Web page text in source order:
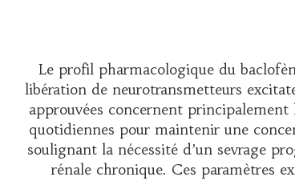
Le profil pharmacologique du
libération de neurotransmetteurs
approuvées concernent
quotidiennes pour maintenir une
soulignant la nécessité d’un sevrage
rénale chronique. Ces paramètres